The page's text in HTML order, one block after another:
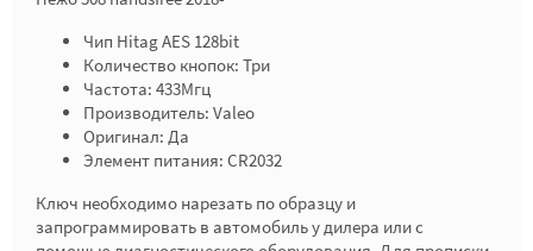
Чип Hitag AES 128bit
Количество кнопок: Три
Частота: 433Мгц
Производитель: Valeo
Оригинал: Да
Элемент питания: CR2032
Ключ необходимо нарезать по образцу и
запрограммировать в автомобиль у дилера или с